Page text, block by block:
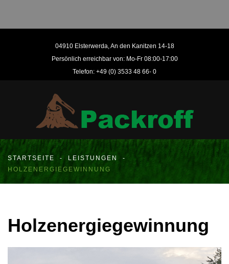
04910 Elsterwerda, An den Kanitzen 14-18
Persönlich erreichbar von: Mo-Fr 08:00-17:00
Telefon: +49 (0) 3533 48 66- 0
STARTSEITE - LEISTUNGEN
-
HOLZENERGIEGEWINNUNG
Holzenergiegewinnung